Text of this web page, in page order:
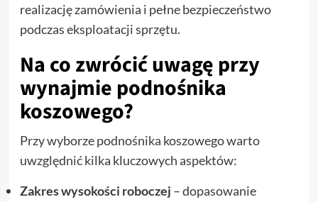
realizację zamówienia i pełne bezpieczeństwo
podczas eksploatacji sprzętu.
Na co zwrócić uwagę przy
wynajmie podnośnika
koszowego?
Przy wyborze podnośnika koszowego warto
uwzględnić kilka kluczowych aspektów:
Zakres wysokości roboczej – dopasowanie